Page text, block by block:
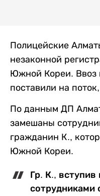
Полицейские
незаконной
Южной Кореи. Ввоз
поставили на
По данным ДП
замешаны
гражданин К.,
Южной Кореи.
Гр. К., вступив
сотрудниками